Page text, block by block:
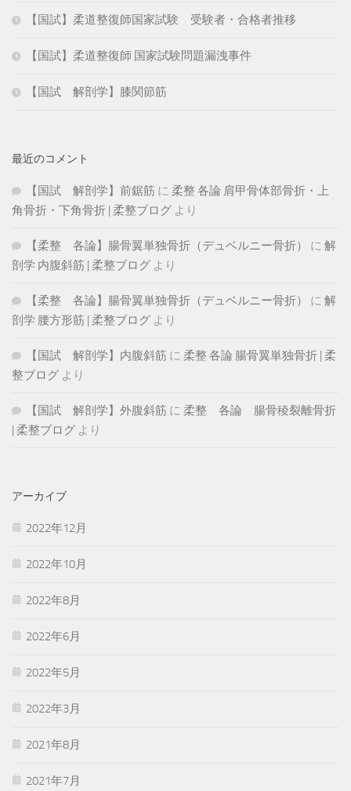
【国試】柔道整復師国家試験 受験者・合格者推移
【国試】柔道整復師 国家試験問題漏洩事件
【国試 解剖学】膝関節筋
最近のコメント
【国試 解剖学】前鋸筋 に 柔整 各論 肩甲骨体部骨折・上
角骨折・下角骨折 | 柔整ブログ より
【柔整 各論】腸骨翼単独骨折（デュベルニー骨折） に 解
剖学 内腹斜筋 | 柔整ブログ より
【柔整 各論】腸骨翼単独骨折（デュベルニー骨折） に 解
剖学 腰方形筋 | 柔整ブログ より
【国試 解剖学】内腹斜筋 に 柔整 各論 腸骨翼単独骨折 | 柔
整ブログ より
【国試 解剖学】外腹斜筋 に 柔整 各論 腸骨稜裂離骨折
| 柔整ブログ より
アーカイブ
2022年12月
2022年10月
2022年8月
2022年6月
2022年5月
2022年3月
2021年8月
2021年7月